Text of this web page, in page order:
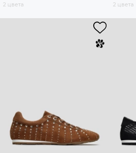
2 цвета
2 цвета